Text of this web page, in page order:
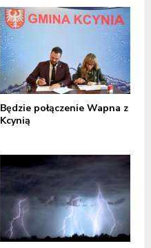
Będzie połączenie Wapna z
Kcynią